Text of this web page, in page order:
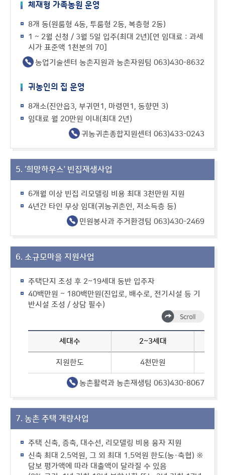
체재형 가족농원 운영
8개 동(원룸형 4동, 투룸형 2동, 복층형 2동)
1 ~ 2월 신청 / 3월 5일 입주(최대 2년)[연 임대료 : 과세
시가 표준액 1천분의 70]
농업기술센터 농촌지원과 농촌자원팀 063)430-8632
귀농인의 집 운영
8개소(진안읍3, 부귀면1, 마령면1, 동향면 3)
임대료 월 20만원 이내(최대 2년)
귀농귀촌종합지원센터 063)433-0243
5. ‘희망하우스’ 빈집재생사업
6개월 이상 빈집 리모델링 비용 최대 3천만원 지원
4년간 타인 무상 임대(귀농귀촌인, 저소득층 등)
민원봉사과 주거환경팀 063)430-2469
6. 소규모마을 지원사업
주택단지 조성 후 2~19세대 동반 입주자
40백만원 ~ 180백만원(진입로, 배수로, 전기시설 등 기
반시설 조성 / 상담 필수)
세대수 2~3세대
지원한도 4천만원
농촌활력과 농촌재생팀 063)430-8067
7. 농촌 주택 개량사업
주택 신축, 증축, 대수선, 리모델링 비용 융자 지원
신축 최대 2.5억원, 그 외 최대 1.5억원 한도(농·축협) ※
담보 평가액에 따라 대출액이 달라질 수 있음